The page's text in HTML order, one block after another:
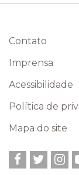
Contato
Imprensa
Acessibilidade
Política de
Mapa do site